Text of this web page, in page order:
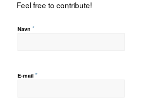
Feel free to contribute!
Navn *
E-mail *